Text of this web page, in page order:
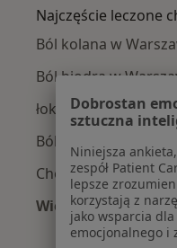
Najczęście leczone
Ból kolana w
Ból biodra w
łokieć tenisisty w
Ból barku w
Choroby
Więcej (15)
Więcej w
Dobrostan
sztuczna
Niniejsza
zespół Patient
lepsze
korzystają z
jako wsparcia
emocjonalnego i